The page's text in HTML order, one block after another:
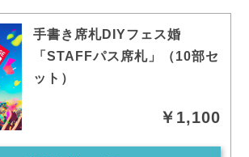
手書き席札DIYフェス婚
「STAFFパス席札」（10部セ
ット）
￥1,100